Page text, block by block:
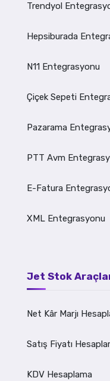
Trendyol
Hepsiburada
N11 Entegrasyonu
Çiçek Sepeti
Pazarama
PTT Avm
E-Fatura
XML Entegrasyonu
Jet Stok
Net Kâr Marjı
Satış Fiyatı
KDV Hesaplama